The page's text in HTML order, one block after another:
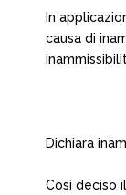
In
causa di
Dichiara
Così deciso